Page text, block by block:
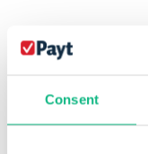
Consent
Heb je vragen
formulier in en we